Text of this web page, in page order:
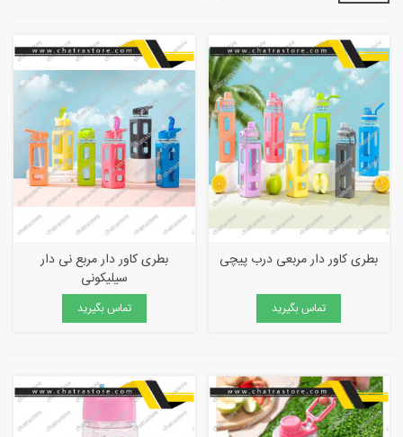
بطری کاور دار مربعی درب پیچی
تماس بگیرید
بطری کاور دار مربع نی دار
سیلیکونی
تماس بگیرید